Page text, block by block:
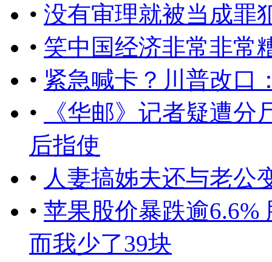
• 没有审理就被当成罪
• 笑中国经济非常非常
• 紧急喊卡？川普改口
•
《华邮》记者疑遭
后指使
• 人妻搞姊夫还与老公
• 苹果股价暴跌逾6.6%
而我少了39块